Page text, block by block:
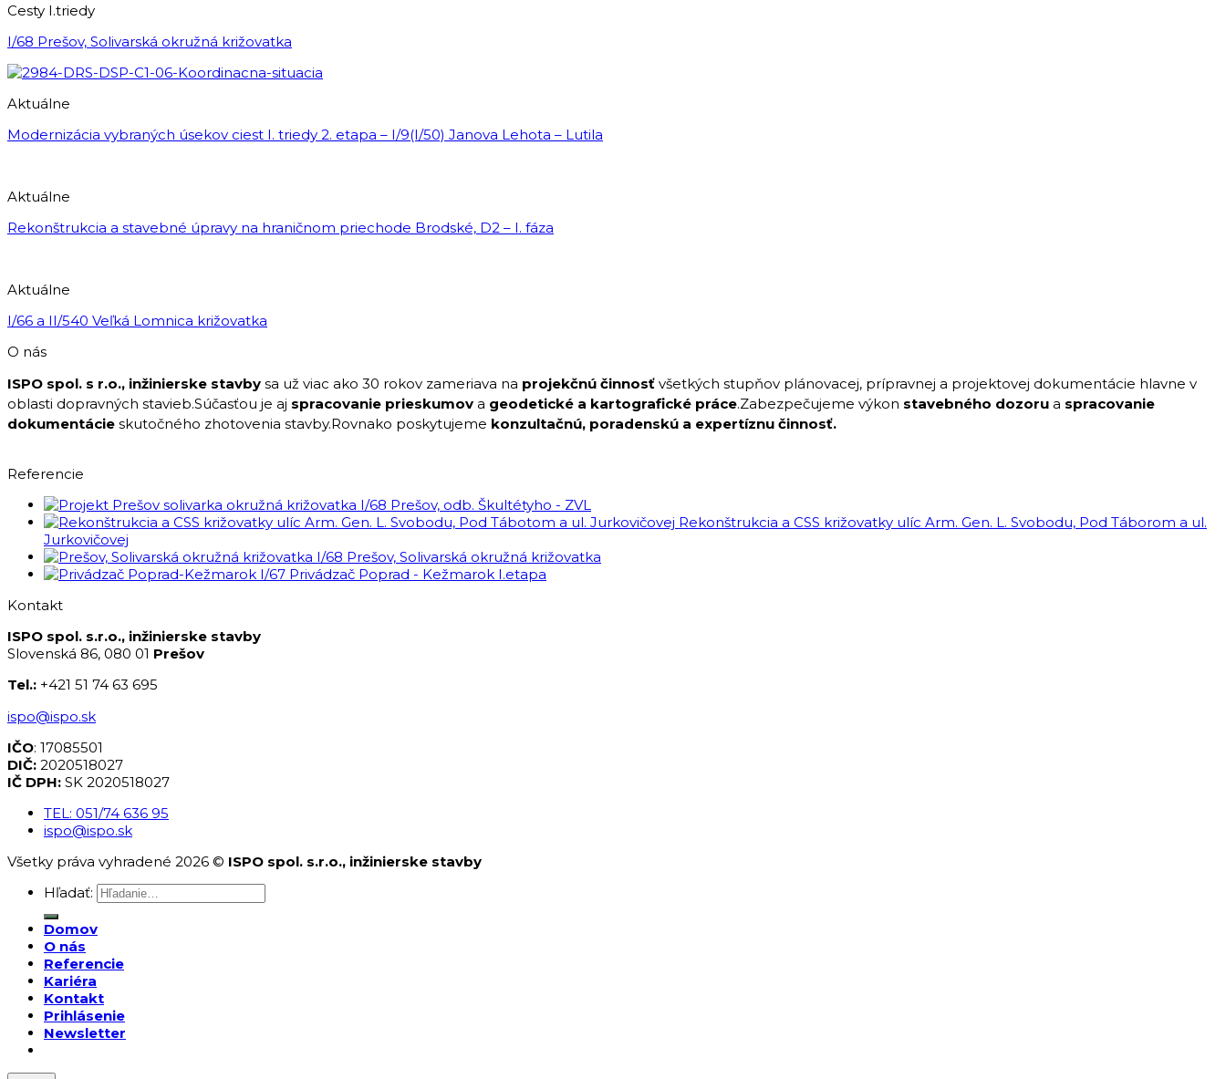
Cesty I.triedy
I/68 Prešov, Solivarská okružná križovatka
Aktuálne
Modernizácia vybraných úsekov ciest I. triedy 2. etapa – I/9(I/50) Janova Lehota – Lutila
Aktuálne
Rekonštrukcia a stavebné úpravy na hraničnom priechode Brodské, D2 – I. fáza
Aktuálne
I/66 a II/540 Veľká Lomnica križovatka
O nás
ISPO spol. s r.o., inžinierske stavby sa už viac ako 30 rokov zameriava na projekčnú činnosť všetkých stupňov plánovacej, prípravnej a projektovej dokumentácie hlavne v
oblasti dopravných stavieb.Súčasťou je aj spracovanie prieskumov a geodetické a kartografické práce.Zabezpečujeme výkon stavebného dozoru a spracovanie
dokumentácie skutočného zhotovenia stavby.Rovnako poskytujeme konzultačnú, poradenskú a expertíznu činnosť.
Referencie
I/68 Prešov, odb. Škultétyho - ZVL
Rekonštrukcia a CSS križovatky ulíc Arm. Gen. L. Svobodu, Pod Táborom a ul.
Jurkovičovej
I/68 Prešov, Solivarská okružná križovatka
I/67 Privádzač Poprad - Kežmarok I.etapa
Kontakt
ISPO spol. s.r.o., inžinierske stavby
Slovenská 86, 080 01 Prešov
Tel.: +421 51 74 63 695
ispo@ispo.sk
IČO: 17085501
DIČ: 2020518027
IČ DPH: SK 2020518027
TEL: 051/74 636 95
ispo@ispo.sk
Všetky práva vyhradené 2026 © ISPO spol. s.r.o., inžinierske stavby
Hľadať:
Domov
O nás
Referencie
Kariéra
Kontakt
Prihlásenie
Newsletter